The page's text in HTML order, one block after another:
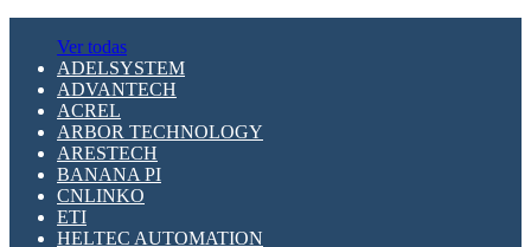
Ver todas
ADELSYSTEM
ADVANTECH
ACREL
ARBOR TECHNOLOGY
ARESTECH
BANANA PI
CNLINKO
ETI
HELTEC AUTOMATION